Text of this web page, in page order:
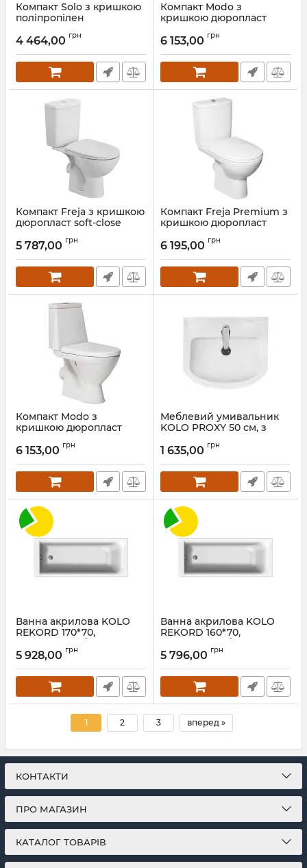
Компакт Solo з кришкою
поліпропілен
Артикул:S79218-00U
4 464,00 грн
Компакт Modo з
кришкою дюропласт
Kolo
Артикул:L39003000
6 153,00 грн
Компакт Freja з кришкою
дюропласт soft-close
Артикул:L79211000
5 787,00 грн
Компакт Freja Premium з
кришкою дюропласт
Kolo
Артикул:L79047000
6 195,00 грн
Компакт Modo з
кришкою дюропласт
Kolo
Артикул:L39000000
6 153,00 грн
Меблевий умивальник
KOLO PROXY 50 см, з
Артикул:102950UA
1 635,00 грн
Ванна акрилова KOLO
REKORD 170*70,
прямокутна, без ніжок
Артикул:XWP3677000N
5 928,00 грн
Ванна акрилова KOLO
REKORD 160*70,
прямокутна, без ніжок
Артикул:XWP3660000N
5 796,00 грн
1 2 3 вперед »
КОНТАКТИ
ПРО МАГАЗИН
КАТАЛОГ ТОВАРІВ